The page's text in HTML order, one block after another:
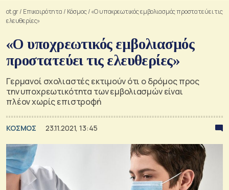
ot.gr/ Επικαιρότητα / Κόσμος/«Ο υποχρεωτικός εμβολιασμός προστατεύει τις
ελευθερίες»
«Ο υποχρεωτικός εμβολιασμός
προστατεύει τις ελευθερίες»
Γερμανοί σχολιαστές εκτιμούν ότι ο δρόμος προς
την υποχρεωτικότητα των εμβολιασμών είναι
πλέον χωρίς επιστροφή
ΚΟΣΜΟΣ 23.11.2021, 13:45